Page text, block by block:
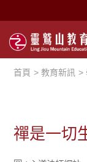
首頁 教育新訊
禪是一切